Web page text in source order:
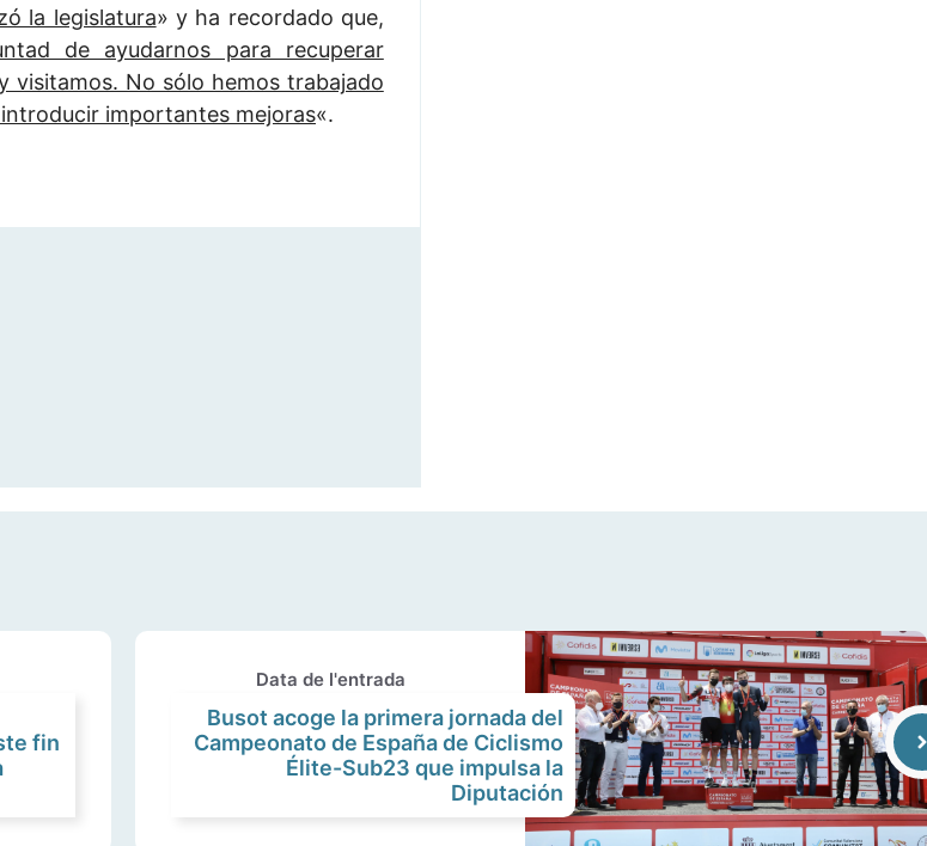
la legislatura» y ha recordado que,
de ayudarnos para recuperar
visitamos. No sólo hemos trabajado
importantes mejoras«.
fin
Data de l'entrada
Busot acoge la primera jornada del
Campeonato de España de Ciclismo
Élite-Sub23 que impulsa la
Diputación